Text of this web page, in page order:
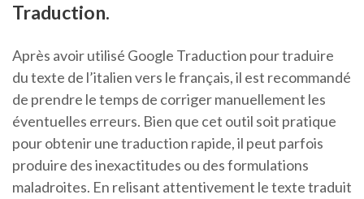
Traduction.
Après avoir utilisé Google Traduction pour traduire
du texte de l’italien vers le français, il est recommandé
de prendre le temps de corriger manuellement les
éventuelles erreurs. Bien que cet outil soit pratique
pour obtenir une traduction rapide, il peut parfois
produire des inexactitudes ou des formulations
maladroites. En relisant attentivement le texte traduit